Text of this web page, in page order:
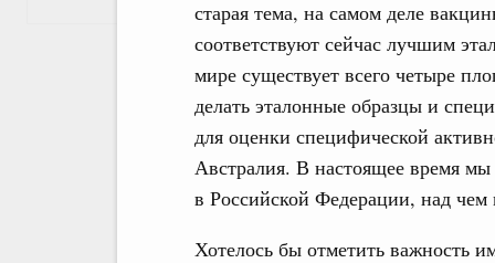
старая тема, на самом деле
соответствуют сейчас лучшим
мире существует всего четыре
делать эталонные образцы и
для оценки специфической
Австралия. В настоящее время
в Российской Федерации, над
Хотелось бы отметить важность